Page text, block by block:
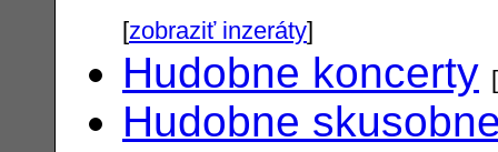
[zobraziť inzeráty]
Hudobne koncerty [
Hudobne